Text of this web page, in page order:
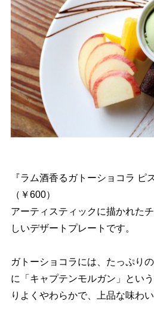
『ラム酒香るガトーショコラ ピ
（￥600）
アーティスティックに描かれた
しいデザートプレートです。
ガトーショコラには、たっぷり
に「キャプテンモルガン」とい
りよくやわらかで、上品な味わい